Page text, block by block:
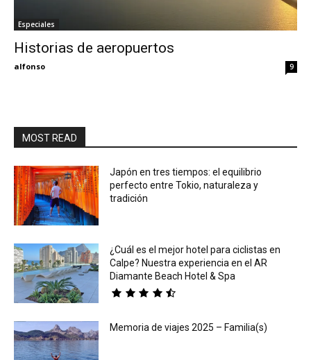
Especiales
Historias de aeropuertos
alfonso 9
MOST READ
Japón en tres tiempos: el equilibrio
perfecto entre Tokio, naturaleza y
tradición
¿Cuál es el mejor hotel para ciclistas en
Calpe? Nuestra experiencia en el AR
Diamante Beach Hotel & Spa
Memoria de viajes 2025 – Familia(s)